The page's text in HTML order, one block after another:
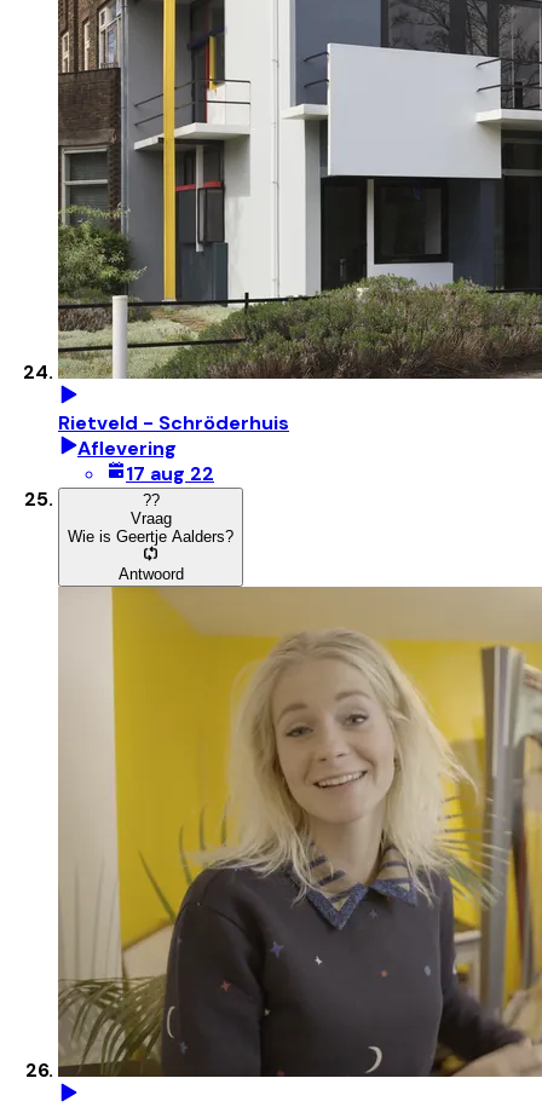
Rietveld - Schröderhuis
Aflevering
17 aug 22
??
Vraag
Wie is Geertje Aalders?
Antwoord